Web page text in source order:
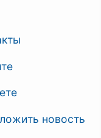
новость